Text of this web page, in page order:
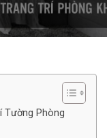
Tường Phòng